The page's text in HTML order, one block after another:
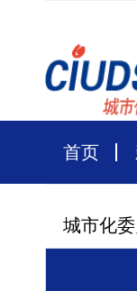
首页
城市化